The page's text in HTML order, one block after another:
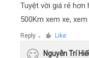
Tuyệt vời giá rẻ hơn
500Km xem xe,
Reply ● Like
Nguyễn Trí